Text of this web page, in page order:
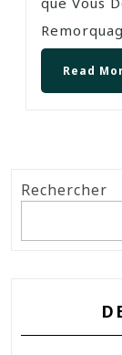
Read
Rechercher